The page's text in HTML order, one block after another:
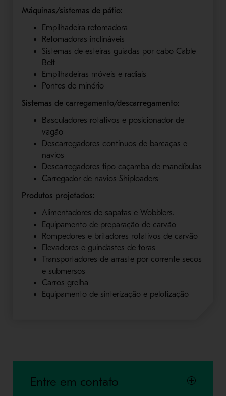
Máquinas/sistemas de pátio:
Empilhadeira retomadora
Retomadoras inclináveis
Sistemas de esteiras guiadas por cabo Cable
Belt
Empilhadeiras móveis e radiais
Pontes de minério
Sistemas de carregamento/descarregamento:
Basculadores rotativos e posicionador de
vagão
Descarregadores contínuos de barcaças e
navios
Descarregadores tipo caçamba de mandíbulas
Carregador de navios Shiploaders
Produtos projetados:
Alimentadores de sapatas e Wobblers.
Equipamento de preparação de carvão
Rompedores e britadores rotativos de carvão
Elevadores e guindastes de toras
Transportadores de arraste por corrente secos
e submersos
Carros grelha
Equipamento de sinterização e pelotização
Entre em contato